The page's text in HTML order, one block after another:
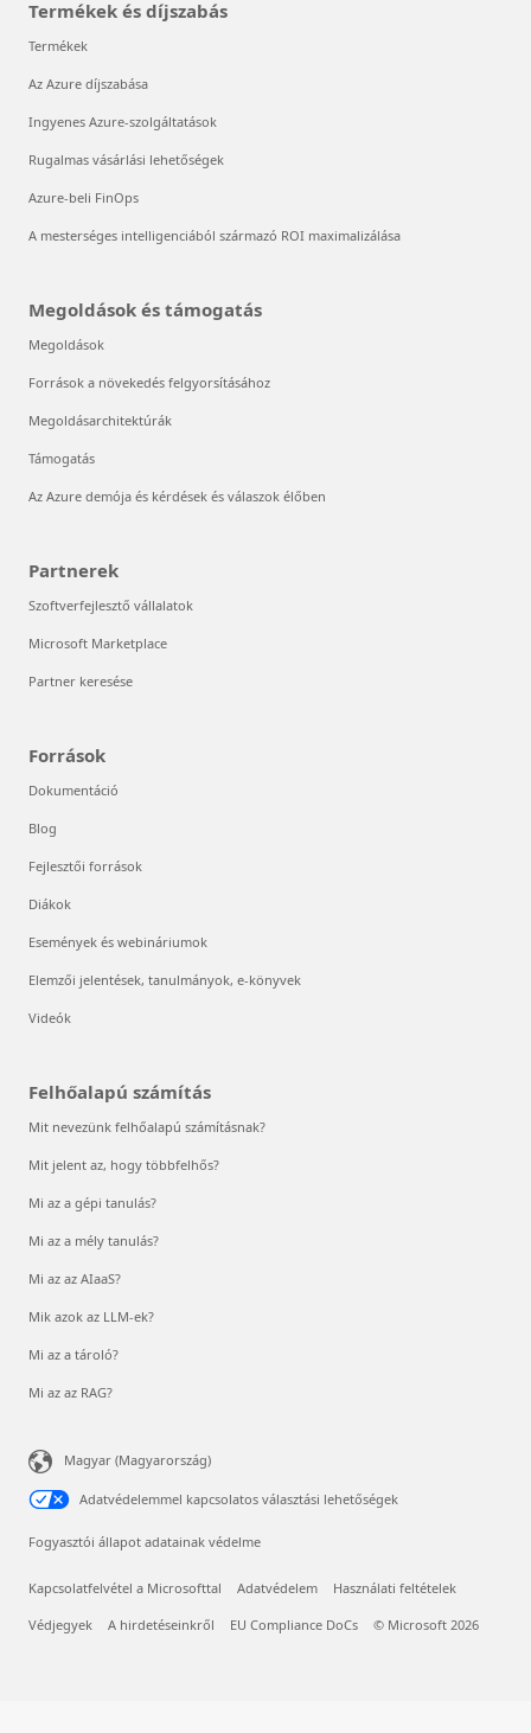
Termékek és díjszabás
Termékek
Az Azure díjszabása
Ingyenes Azure-szolgáltatások
Rugalmas vásárlási lehetőségek
Azure-beli FinOps
A mesterséges intelligenciából származó ROI maximalizálása
Megoldások és támogatás
Megoldások
Források a növekedés felgyorsításához
Megoldásarchitektúrák
Támogatás
Az Azure demója és kérdések és válaszok élőben
Partnerek
Szoftverfejlesztő vállalatok
Microsoft Marketplace
Partner keresése
Források
Dokumentáció
Blog
Fejlesztői források
Diákok
Események és webináriumok
Elemzői jelentések, tanulmányok, e-könyvek
Videók
Felhőalapú számítás
Mit nevezünk felhőalapú számításnak?
Mit jelent az, hogy többfelhős?
Mi az a gépi tanulás?
Mi az a mély tanulás?
Mi az az AIaaS?
Mik azok az LLM-ek?
Mi az a tároló?
Mi az az RAG?
Magyar (Magyarország)
Adatvédelemmel kapcsolatos választási lehetőségek
Fogyasztói állapot adatainak védelme
Kapcsolatfelvétel a Microsofttal Adatvédelem Használati feltételek
Védjegyek A hirdetéseinkről EU Compliance DoCs © Microsoft 2026